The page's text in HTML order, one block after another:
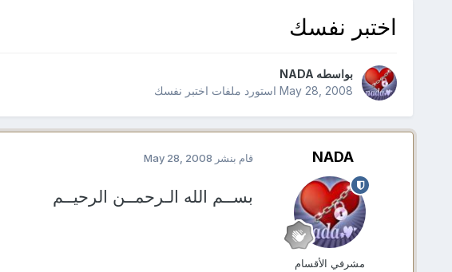
اختبر نفسك
بواسطه NADA
May 28, 2008استورد ملفات اختبر نفسك
NADA
مشرفي الأقسام
قام بنشر May 28, 2008
بســم الله الـرحمــن الرحيــم